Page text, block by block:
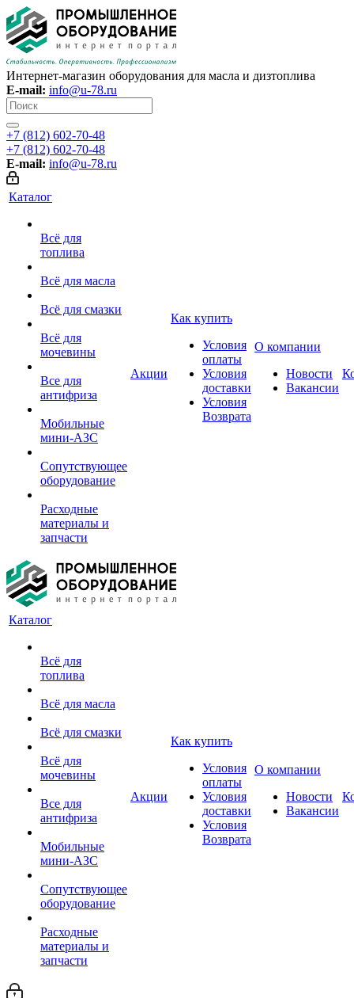
Интернет-магазин оборудования для масла и дизтоплива
E-mail: info@u-78.ru
+7 (812) 602-70-48
+7 (812) 602-70-48
E-mail: info@u-78.ru
Каталог
Всё для
топлива
Всё для масла
Всё для смазки
Всё для
мочевины
Все для
антифриза
Мобильные
мини-АЗС
Сопутствующее
оборудование
Расходные
материалы и
запчасти
Акции
Как купить
Условия
оплаты
Условия
доставки
Условия
Возврата
О компании
Новости
Вакансии
Каталог
Всё для
топлива
Всё для масла
Всё для смазки
Всё для
мочевины
Все для
антифриза
Мобильные
мини-АЗС
Сопутствующее
оборудование
Расходные
материалы и
запчасти
Акции
Как купить
Условия
оплаты
Условия
доставки
Условия
Возврата
О компании
Новости
Вакансии